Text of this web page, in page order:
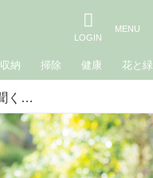
収納 掃除 健康 花と緑
80歳、德田民子さんに聞く「似合うメガネ」の選び方。化粧いらずは“メガネのおかげ”4本の愛用品も拝見